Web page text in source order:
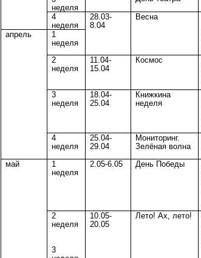
неделя
4
неделя
28.03-
8.04
Весна
апрель
1
неделя
2
неделя
11.04-
15.04
Космос
3
неделя
18.04-
25.04
Книжкина
неделя
4
неделя
25.04-
29.04
Мониторинг.
Зелёная волна
май
1
неделя
2.05-6.05 День Победы
2
неделя
10.05-
20.05
Лето! Ах, лето!
3